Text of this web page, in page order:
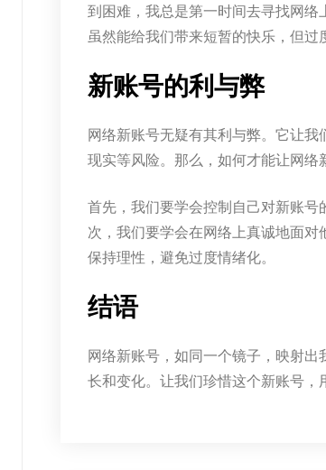
到困难，我总是第一时间去寻找网络
虽然能给我们带来短暂的快乐，但过
新账号的利与弊
网络新账号无疑有其利与弊。它让
现实等风险。那么，如何才能让网络
首先，我们要学会控制自己对新账
次，我们要学会在网络上真诚地面
保持理性，避免过度情绪化。
结语
网络新账号，如同一个镜子，映射
长和变化。让我们珍惜这个新账号，